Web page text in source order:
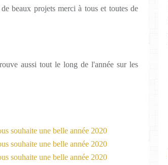
beaux projets merci à tous et toutes de
aussi tout le long de l'année sur les